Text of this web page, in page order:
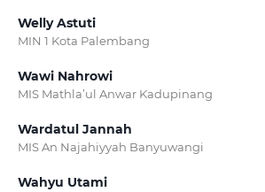
Welly Astuti
MIN 1 Kota Palembang
Wawi Nahrowi
MIS Mathla’ul Anwar Kadupinang
Wardatul Jannah
MIS An Najahiyyah Banyuwangi
Wahyu Utami